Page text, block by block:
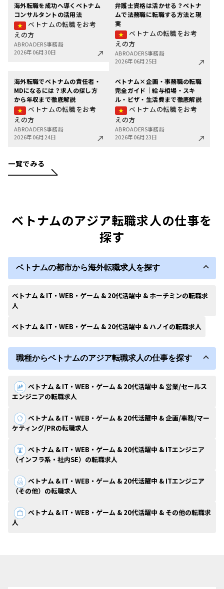
海外転職を成功へ導くベトナム
コンサルタントの活用法
ベトナムの転職をお考
えの方
ABROADERS事務局
2026年06月30日
弁護士資格は活かせる？ベトナ
ムで法務職に転職する方法と現
実
ベトナムの転職をお考
えの方
ABROADERS事務局
2026年06月25日
海外転職でベトナムの責任者・
MDになるには？求人の探し方
から年収まで徹底解説
ベトナムの転職をお考
えの方
ABROADERS事務局
2026年06月24日
ベトナム×企画・事務職の転職
完全ガイド｜給与相場・スキ
ル・ビザ・生活費まで徹底解説
ベトナムの転職をお考
えの方
ABROADERS事務局
2026年06月23日
一覧でみる
ベトナムのアジア転職求人の仕事を
探す
ベトナムの都市から海外転職求人を探す
ベトナム & IT・WEB・ゲーム & 20代活躍中 & ホーチミンの転職求
人
ベトナム & IT・WEB・ゲーム & 20代活躍中 & ハノイの転職求人
職種からベトナムのアジア転職求人の仕事を探す
ベトナム & IT・WEB・ゲーム & 20代活躍中 & 営業/セールス
エンジニアの転職求人
ベトナム & IT・WEB・ゲーム & 20代活躍中 & 企画/事務/マー
ケティング/PRの転職求人
ベトナム & IT・WEB・ゲーム & 20代活躍中 & ITエンジニア
（インフラ系・社内SE）の転職求人
ベトナム & IT・WEB・ゲーム & 20代活躍中 & ITエンジニア
（その他）の転職求人
ベトナム & IT・WEB・ゲーム & 20代活躍中 & その他の転職求
人